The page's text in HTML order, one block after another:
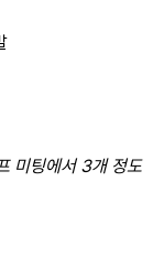
미팅에서 3개 정도